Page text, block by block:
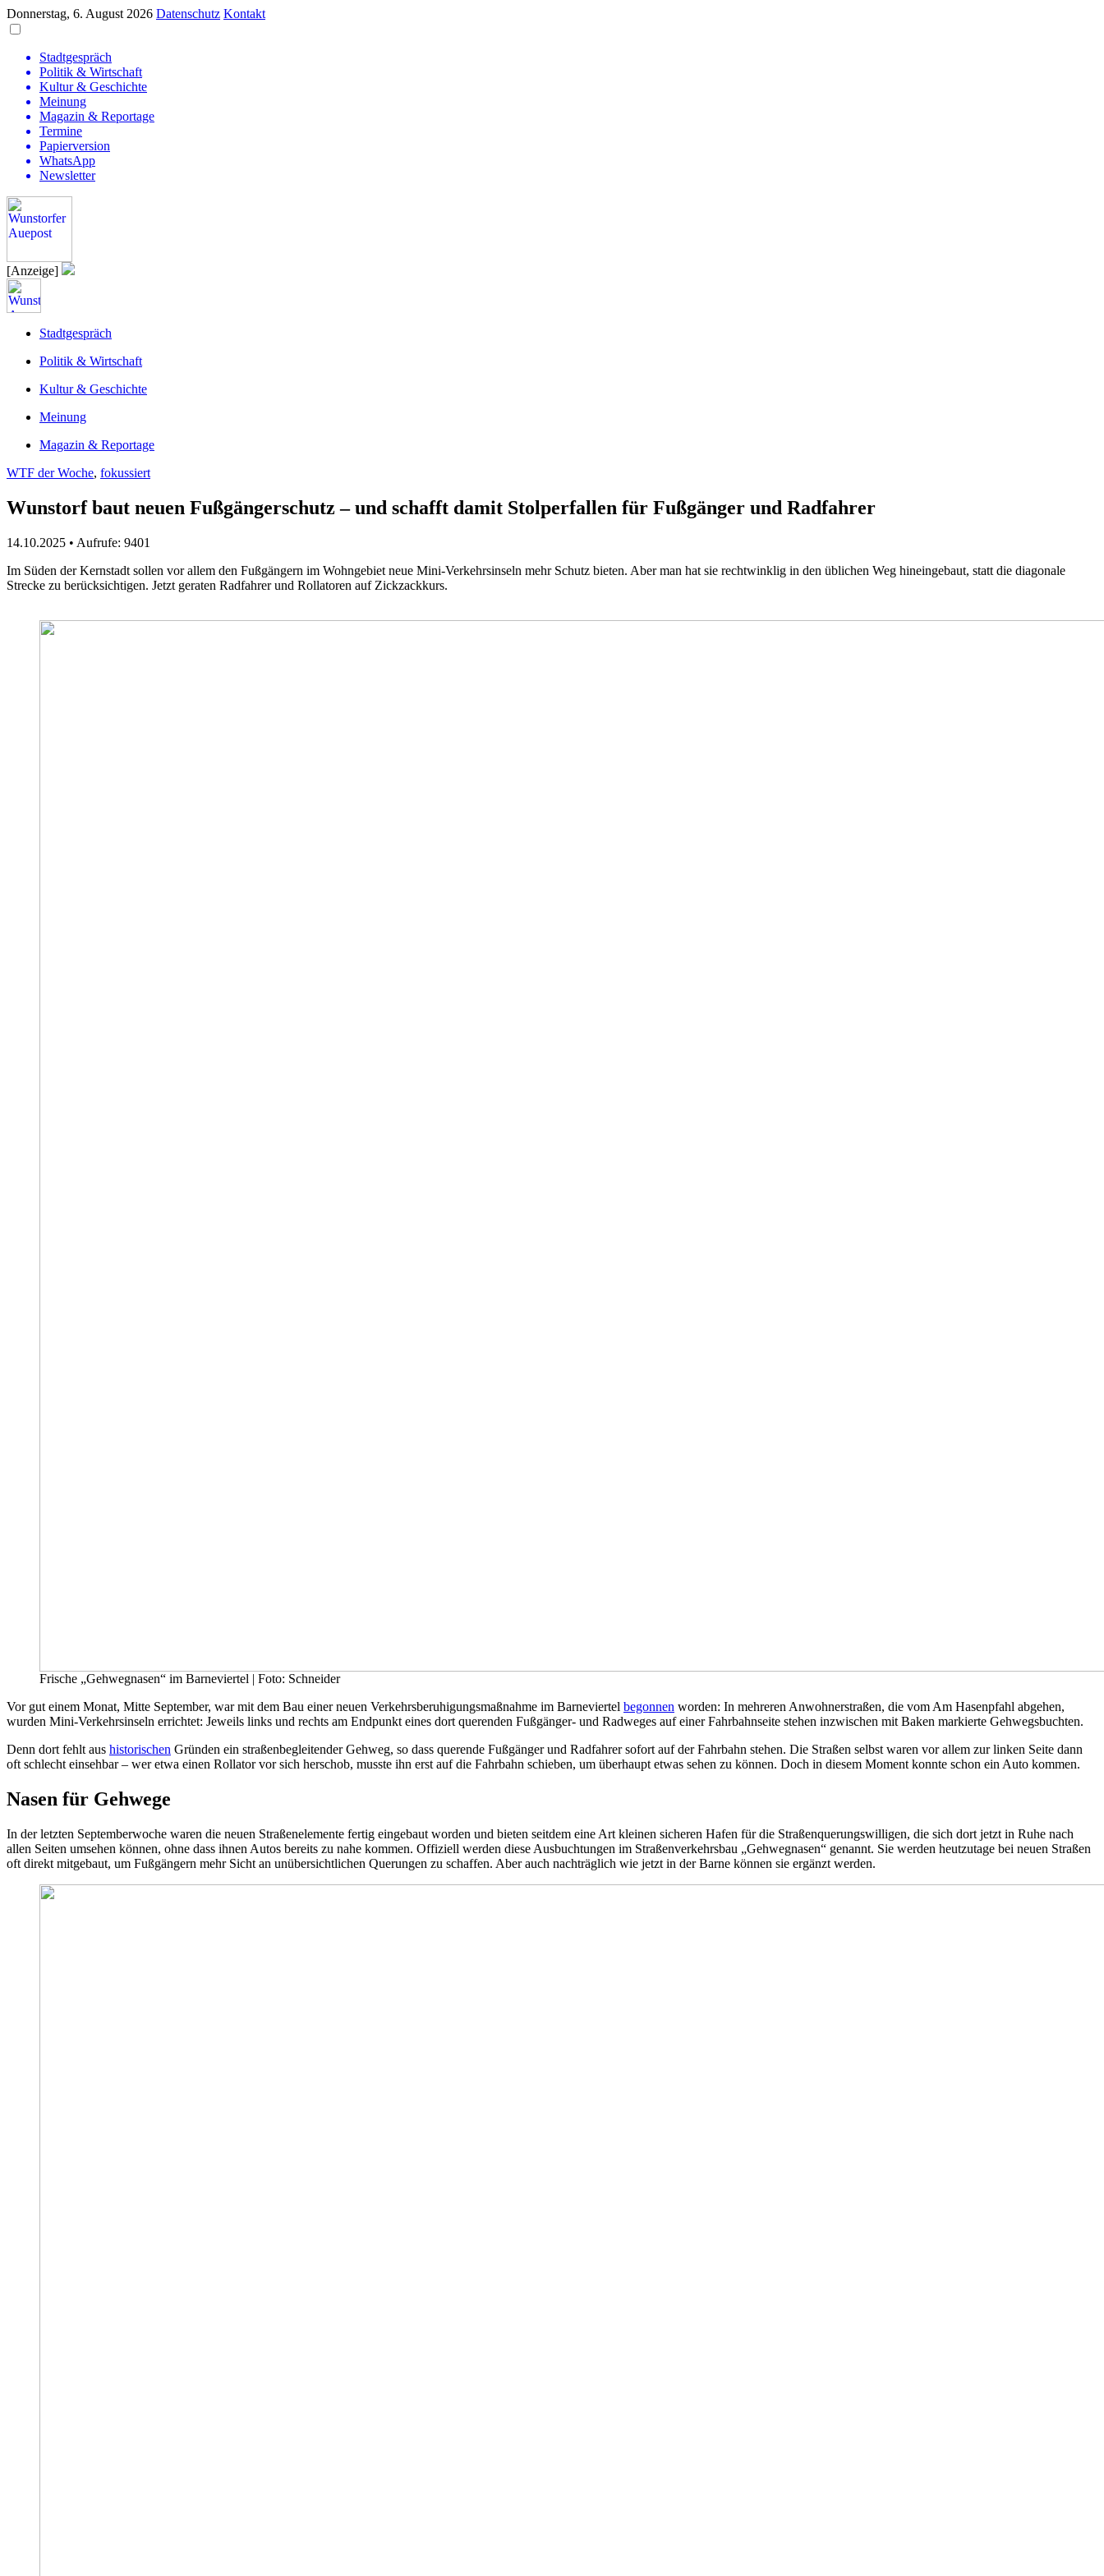
Donnerstag, 6. August 2026 Datenschutz Kontakt
Stadtgespräch
Politik & Wirtschaft
Kultur & Geschichte
Meinung
Magazin & Reportage
Termine
Papierversion
WhatsApp
Newsletter
[Anzeige]
Stadtgespräch
Politik & Wirtschaft
Kultur & Geschichte
Meinung
Magazin & Reportage
WTF der Woche, fokussiert
Wunstorf baut neuen Fußgängerschutz – und schafft damit Stolperfallen für Fußgänger und Radfahrer
14.10.2025 • Aufrufe: 9401
Im Süden der Kernstadt sollen vor allem den Fußgängern im Wohngebiet neue Mini-Verkehrsinseln mehr Schutz bieten. Aber man hat sie rechtwinklig in den üblichen Weg hineingebaut, statt die diagonale
Strecke zu berücksichtigen. Jetzt geraten Radfahrer und Rollatoren auf Zickzackkurs.
Frische „Gehwegnasen“ im Barneviertel | Foto: Schneider
Vor gut einem Monat, Mitte September, war mit dem Bau einer neuen Verkehrsberuhigungsmaßnahme im Barneviertel begonnen worden: In mehreren Anwohnerstraßen, die vom Am Hasenpfahl abgehen,
wurden Mini-Verkehrsinseln errichtet: Jeweils links und rechts am Endpunkt eines dort querenden Fußgänger- und Radweges auf einer Fahrbahnseite stehen inzwischen mit Baken markierte Gehwegsbuchten.
Denn dort fehlt aus historischen Gründen ein straßenbegleitender Gehweg, so dass querende Fußgänger und Radfahrer sofort auf der Fahrbahn stehen. Die Straßen selbst waren vor allem zur linken Seite dann
oft schlecht einsehbar – wer etwa einen Rollator vor sich herschob, musste ihn erst auf die Fahrbahn schieben, um überhaupt etwas sehen zu können. Doch in diesem Moment konnte schon ein Auto kommen.
Nasen für Gehwege
In der letzten Septemberwoche waren die neuen Straßenelemente fertig eingebaut worden und bieten seitdem eine Art kleinen sicheren Hafen für die Straßenquerungswilligen, die sich dort jetzt in Ruhe nach
allen Seiten umsehen können, ohne dass ihnen Autos bereits zu nahe kommen. Offiziell werden diese Ausbuchtungen im Straßenverkehrsbau „Gehwegnasen“ genannt. Sie werden heutzutage bei neuen Straßen
oft direkt mitgebaut, um Fußgängern mehr Sicht an unübersichtlichen Querungen zu schaffen. Aber auch nachträglich wie jetzt in der Barne können sie ergänzt werden.